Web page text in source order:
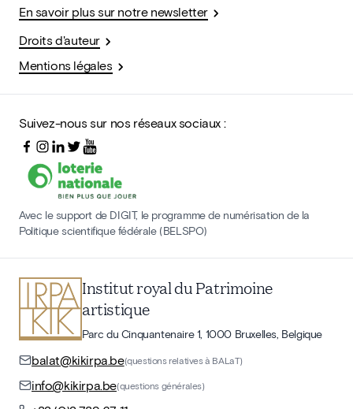
En savoir plus sur notre newsletter
Droits d'auteur
Mentions légales
Suivez-nous sur nos réseaux sociaux :
Avec le support de DIGIT, le programme de numérisation de la
Politique scientifique fédérale (BELSPO)
Institut royal du Patrimoine
artistique
Parc du Cinquantenaire 1, 1000 Bruxelles, Belgique
balat@kikirpa.be(questions relatives à BALaT)
info@kikirpa.be(questions générales)